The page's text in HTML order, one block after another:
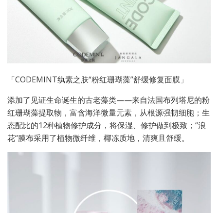
「CODEMINT纨素之肤“粉红珊瑚藻”舒缓修复面膜」
添加了见证生命诞生的古老藻类——来自法国布列塔尼的粉
红珊瑚藻提取物，富含海洋微量元素，从根源强韧细胞；生
态配比的12种植物修护成分，将保湿、修护做到极致；“浪
花“膜布采用了植物微纤维，椰冻质地，清爽且舒缓。